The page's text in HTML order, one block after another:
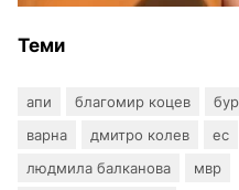
Теми
апи благомир коцев
варна
дмитро колев
ес
людмила балканова
мвр